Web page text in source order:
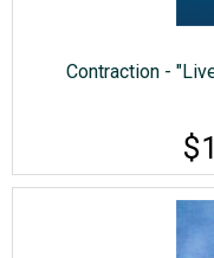
Contraction -